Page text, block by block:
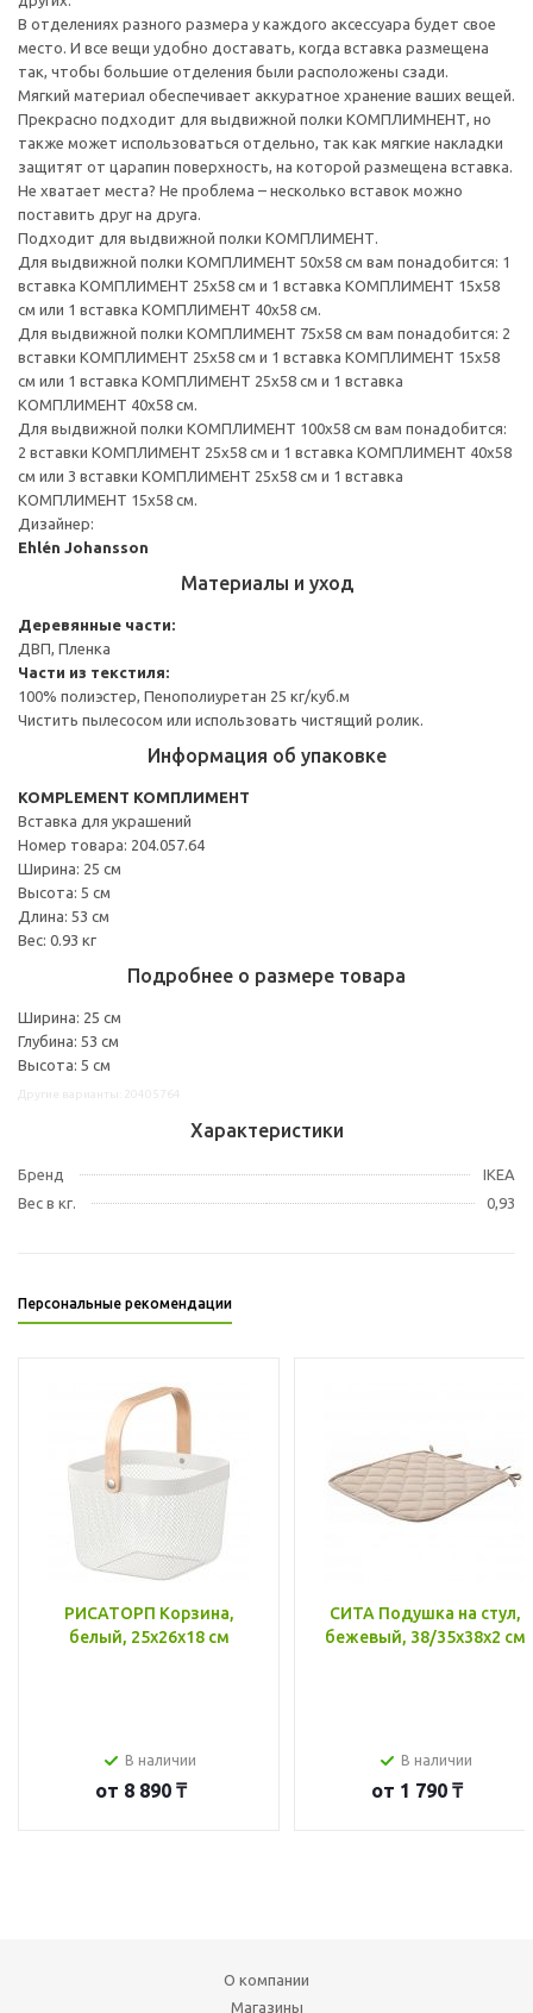
В отделениях разного размера у каждого аксессуара будет свое
место. И все вещи удобно доставать, когда вставка размещена
так, чтобы большие отделения были расположены сзади.
Мягкий материал обеспечивает аккуратное хранение ваших вещей.
Прекрасно подходит для выдвижной полки КОМПЛИМНЕНТ, но
также может использоваться отдельно, так как мягкие накладки
защитят от царапин поверхность, на которой размещена вставка.
Не хватает места? Не проблема – несколько вставок можно
поставить друг на друга.
Подходит для выдвижной полки КОМПЛИМЕНТ.
Для выдвижной полки КОМПЛИМЕНТ 50x58 см вам понадобится: 1
вставка КОМПЛИМЕНТ 25x58 см и 1 вставка КОМПЛИМЕНТ 15x58
см или 1 вставка КОМПЛИМЕНТ 40x58 см.
Для выдвижной полки КОМПЛИМЕНТ 75x58 см вам понадобится: 2
вставки КОМПЛИМЕНТ 25x58 см и 1 вставка КОМПЛИМЕНТ 15x58
см или 1 вставка КОМПЛИМЕНТ 25x58 см и 1 вставка
КОМПЛИМЕНТ 40x58 см.
Для выдвижной полки КОМПЛИМЕНТ 100x58 см вам понадобится:
2 вставки КОМПЛИМЕНТ 25x58 см и 1 вставка КОМПЛИМЕНТ 40x58
см или 3 вставки КОМПЛИМЕНТ 25x58 см и 1 вставка
КОМПЛИМЕНТ 15x58 см.
Дизайнер:
Ehlén Johansson
Материалы и уход
Деревянные части:
ДВП, Пленка
Части из текстиля:
100% полиэстер, Пенополиуретан 25 кг/куб.м
Чистить пылесосом или использовать чистящий ролик.
Информация об упаковке
KOMPLEMENT КОМПЛИМЕНТ
Вставка для украшений
Номер товара: 204.057.64
Ширина: 25 см
Высота: 5 см
Длина: 53 см
Вес: 0.93 кг
Подробнее о размере товара
Ширина: 25 см
Глубина: 53 см
Высота: 5 см
Характеристики
Бренд
IKEA
Вес в кг.
0,93
Персональные рекомендации
РИСАТОРП Корзина,
белый, 25x26x18 см
В наличии
от 8 890 ₸
СИТА Подушка на стул,
бежевый, 38/35x38x2 см
В наличии
от 1 790 ₸
О компании
Магазины